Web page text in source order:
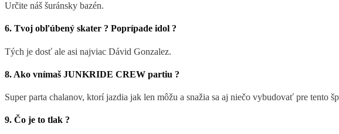
Určite náš šuránsky bazén.
6. Tvoj obľúbený skater ? Poprípade idol ?
Tých je dosť ale asi najviac Dávid Gonzalez.
8. Ako vnímaš JUNKRIDE CREW partiu ?
Super parta chalanov, ktorí jazdia jak len môžu a snažia sa aj niečo vybudovať pre tento
9. Čo je to tlak ?